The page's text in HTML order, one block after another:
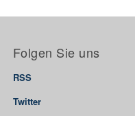
Folgen Sie uns
RSS
Twitter